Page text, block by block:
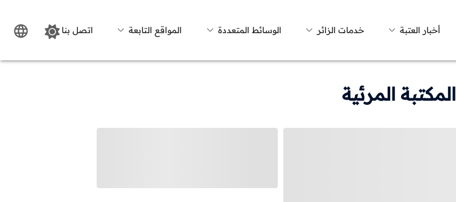
أخبار العتبة خدمات الزائر الوسائط المتعددة المواقع التابعة اتصل بنا
المكتبة المرئية